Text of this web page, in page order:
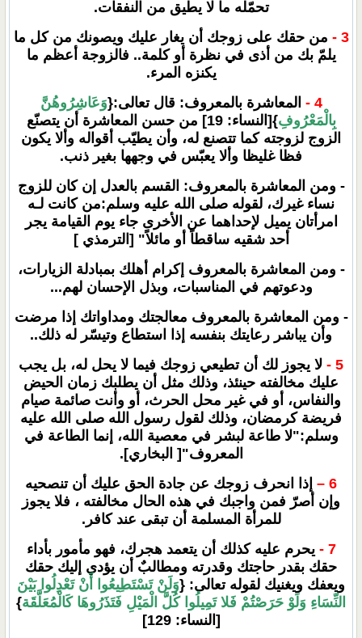
تحمّله ما لا يطيق من النفقات.
3 -
من حقك على زوجك أن يغار عليك ويصونك من كل ما
يلمّ بك من أذى في نظرة أو كلمة.. فالزوجة أعظم ما
يكنزه المرء.
4 -
المعاشرة بالمعروف: قال تعالى:{وَعَاشِرُوهُنَّ
بِالْمَعْرُوفِ
}[النساء: 19] من حسن المعاشرة أن يتصنّع
الزوج لزوجته كما تتصنع له، وأن يطيّب أقواله وألا يكون
فظا غليظا وألا يعبّس في وجهها بغير ذنب.
- ومن المعاشرة بالمعروف: القسم بالعدل إن كان للزوج
نساء غيرك، لقوله صلى الله عليه وسلم:من كانت لـه
امرأتان يميل لإحداهما عن الأخرى جاء يوم القيامة يجر
أحد شقيه ساقطاً أو مائلاً" [الترمذي ]
- ومن المعاشرة بالمعروف إكرام أهلك بمبادلة الزيارات،
ودعوتهم في المناسبات، وبذل الإحسان لهم...
- ومن المعاشرة بالمعروف معالجتك ومداواتك إذا مرضت
وأن يباشر رعايتك بنفسه إذا استطاع وتيسّر له ذلك..
5 -
لا يجوز لك أن تطيعي زوجك فيما لا يحل له، بل يجب
عليك مخالفته حينئذ، وذلك مثل أن يطلبك زمان الحيض
والنفاس، أو في غير محل الحرث، أو وأنت صائمة صيام
فريضة كرمضان، وذلك لقول رسول الله صلى الله عليه
وسلم:"لا طاعة لبشر في معصية الله، إنما الطاعة في
المعروف"[ البخاري].
6 –
إذا انحرف زوجك عن جادة الحق عليك أن تنصحيه
وإن أصرّ فمن واجبك في هذه الحال مخالفته ، فلا يجوز
للمرأة المسلمة أن تبقى عند كافر.
7 -
يحرم عليه كذلك أن يتعمد هجرك، فهو مأمور بأداء
حقك بقدر حاجتك وقدرته ومطالبٌ أن يؤدي إليك حقك
ويعفك ويغنيك لقوله تعالى: {وَلَنْ تَسْتَطِيعُوا أَنْ تَعْدِلُوا بَيْنَ
النِّسَاءِ وَلَوْ حَرَصْتُمْ فَلا تَمِيلُوا كُلَّ الْمَيْلِ فَتَذَرُوهَا كَالْمُعَلَّقَة}
[النساء: 129]